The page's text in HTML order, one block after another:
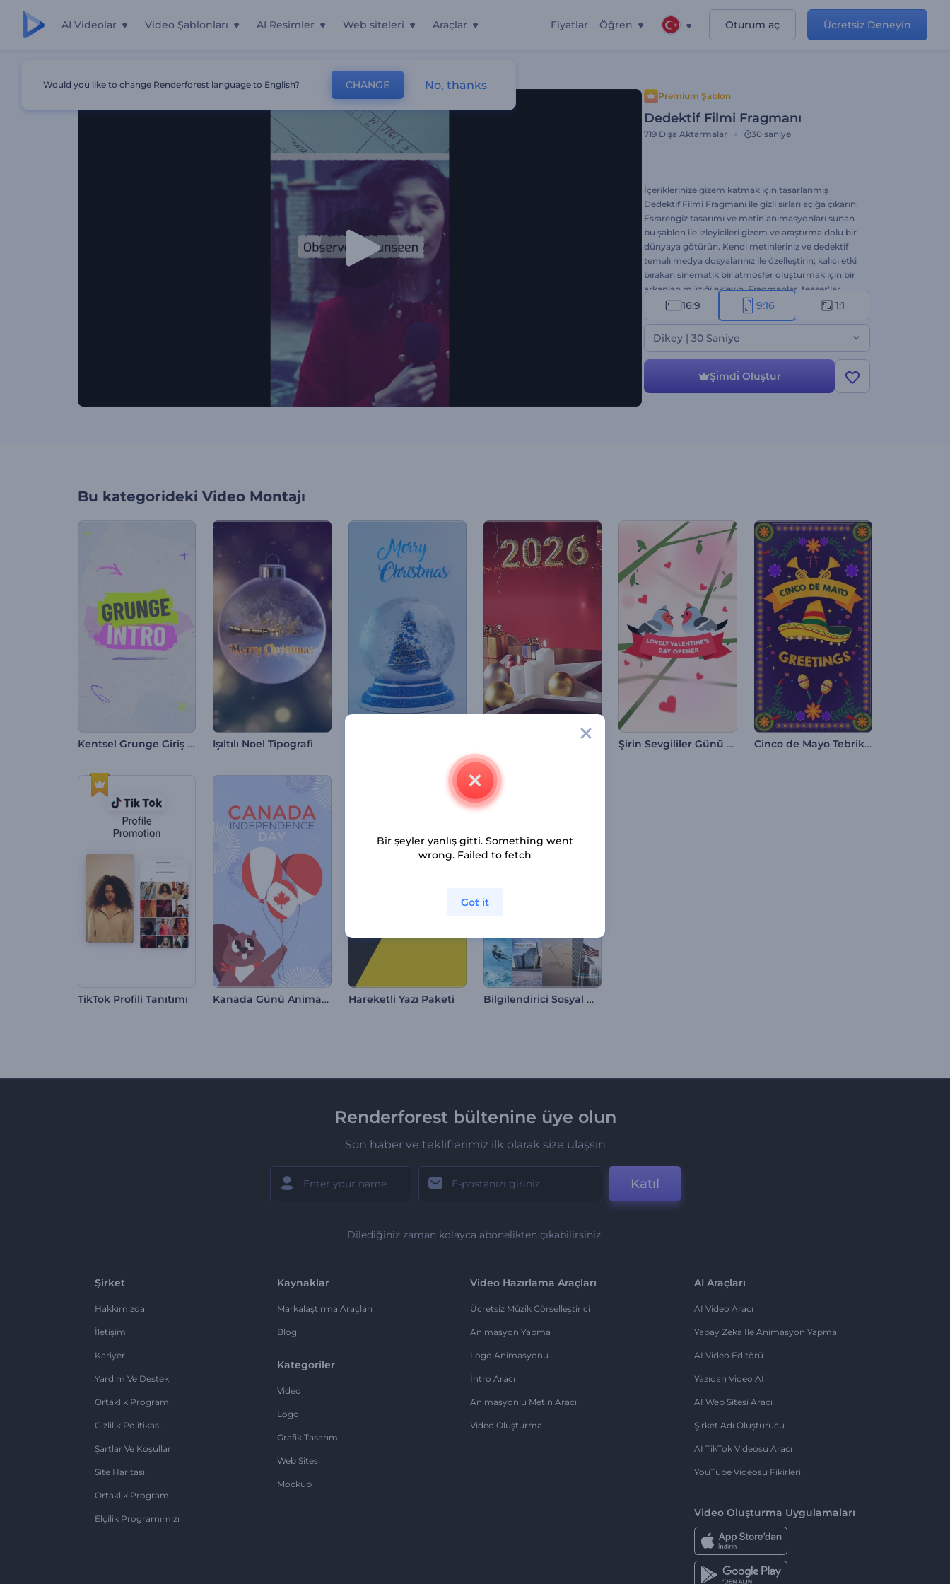
AI Videolar Video Şablonları AI Resimler Web siteleri Araçlar Fiyatlar Öğren Oturum aç Ücretsiz Deneyin
Premium Şablon
Dedektif Filmi Fragmanı
719 Dışa Aktarmalar 30 saniye
İçeriklerinize gizem katmak için tasarlanmış
Dedektif Filmi Fragmanı ile gizli sırları açığa çıkarın.
Esrarengiz tasarımı ve metin animasyonları sunan
bu şablon ile izleyicileri gizem ve araştırma dolu bir
dünyaya götürün. Kendi metinleriniz ve dedektif
temalı medya dosyalarınız ile özelleştirin; kalıcı etki
bırakan sinematik bir atmosfer oluşturmak için bir
arkaplan müziği ekleyin. Fragmanlar, teaser'lar,
tanıtım filmleri, video girişleri, belgesel introları ve
sırları açığa çıkaran her türlü proje için mükemmel
bir seçenek. Hemen deneyin!
16:9 9:16 1:1
Dikey | 30 Saniye
Şi̇mdi̇ Oluştur
Bu kategorideki Video Montajı
Kentsel Grunge Giriş Videosu Işıltılı Noel Tipografi Şirin Sevgililer Günü Giriş Videosu Cinco de Mayo Tebrik Videoları
TikTok Profili Tanıtımı Kanada Günü Animasyonları Hareketli Yazı Paketi Bilgilendirici Sosyal Medya Video Paketi
Renderforest bültenine üye olun
Son haber ve tekliflerimiz ilk olarak size ulaşsın
Katıl
Dilediğiniz zaman kolayca abonelikten çıkabilirsiniz.
Şirket
Hakkımızda
İletişim
Kariyer
Yardım Ve Destek
Ortaklık Programı
Gizlilik Politikası
Şartlar Ve Koşullar
Site Haritası
Ortaklık Programı
Elçilik Programımızı
Kaynaklar
Markalaştırma Araçları
Blog
Kategoriler
Video
Logo
Grafik Tasarım
Web Sitesi
Mockup
Video Hazırlama Araçları
Ücretsiz Müzik Görselleştirici
Animasyon Yapma
Logo Animasyonu
İntro Aracı
Animasyonlu Metin Aracı
Video Oluşturma
AI Araçları
AI Video Aracı
Yapay Zeka Ile Animasyon Yapma
AI Video Editörü
Yazıdan Video AI
AI Web Sitesi Aracı
Şirket Adı Oluşturucu
AI TikTok Videosu Aracı
YouTube Videosu Fikirleri
Video Oluşturma Uygulamaları
Would you like to change Renderforest language to English? CHANGE No, thanks
Bir şeyler yanlış gitti. Something went
wrong. Failed to fetch
Got it